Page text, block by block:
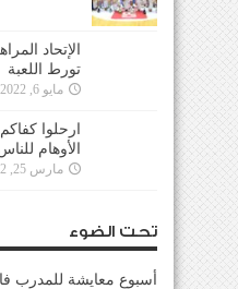
الإتحاد
تورط اللعبة
مايو 6, 2022
ارحلوا
الأوهام
مارس 25, 2022
تحت الضوء
أسبوع معايشة للمدرب